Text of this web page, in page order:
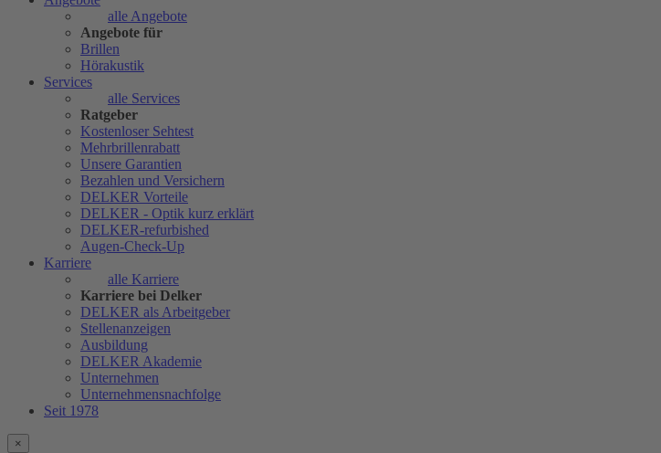
alle Angebote
Angebote für
Brillen
Hörakustik
Services
alle Services
Ratgeber
Kostenloser Sehtest
Mehrbrillenrabatt
Unsere Garantien
Bezahlen und Versichern
DELKER Vorteile
DELKER - Optik kurz erklärt
DELKER-refurbished
Augen-Check-Up
Karriere
alle Karriere
Karriere bei Delker
DELKER als Arbeitgeber
Stellenanzeigen
Ausbildung
DELKER Akademie
Unternehmen
Unternehmensnachfolge
Seit 1978
×